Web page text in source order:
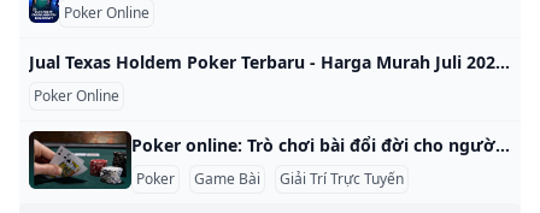
Poker Online
Jual Texas Holdem Poker Terbaru - Harga Murah Juli 2025 & Cicil 0% Beli Texas Holdem Poker terbaru harga murah Juli 2025 di Tokopedia! ∙ Promo Pengguna Baru ∙ Kurir Instan ∙ Bebas Ongkir ∙ Cicilan 0%. KategoriMainan & HobiBoard GamePermainan KartuRumah TanggaKebersihanDekorasiTempat Penyimpanan
Poker Online
Poker online: Trò chơi bài đổi đời cho người Việt Poker online là một trong những trò chơi bài phổ biến và thu hút đông đảo người chơi tại Việt Nam cũng như trên toàn thế giới. Trò chơi này không chỉ mang lại sự giải trí mà còn là cơ hội để người chơi thử thách tư duy, chiến lược và kỹ năng quản lý tâm lý. Lợi ích của việc chơi poker online Tiện lợi: Người chơi có thể tham gia bất cứ lúc nào và ở đâu chỉ với một chiếc điện thoại hoặc máy tính có kết nối internet.
Poker Game Bài Giải Trí Trực Tuyến